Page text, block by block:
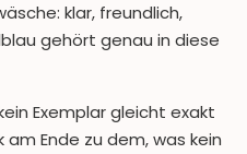
klar, freundlich,
gehört genau in diese
Exemplar gleicht exakt
Ende zu dem, was kein